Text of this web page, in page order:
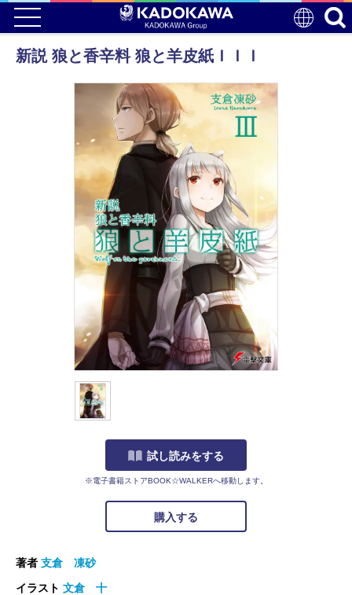
新説 狼と香辛料 狼と羊皮紙ＩＩＩ
試し読みをする
※電子書籍ストアBOOK☆WALKERへ移動します。
購入する
著者 支倉 凍砂
イラスト 文倉 十